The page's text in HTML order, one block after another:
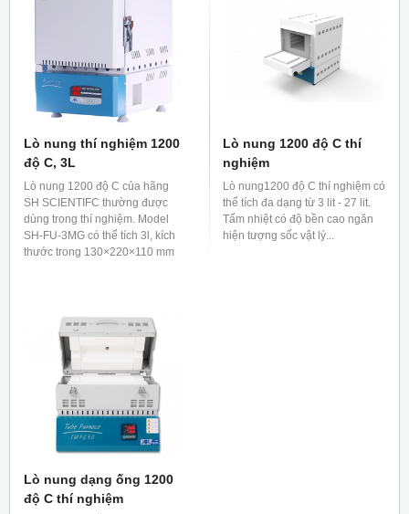
Lò nung thí nghiệm 1200
độ C, 3L
Lò nung 1200 độ C của hãng
SH SCIENTIFC thường được
dùng trong thí nghiệm. Model
SH-FU-3MG có thể tích 3l, kích
thước trong 130×220×110 mm
Lò nung 1200 độ C thí
nghiệm
Lò nung1200 độ C thí nghiệm có
thể tích đa dạng từ 3 lit - 27 lit.
Tấm nhiệt có độ bền cao ngăn
hiện tượng sốc vật lý...
Lò nung dạng ống 1200
độ C thí nghiệm